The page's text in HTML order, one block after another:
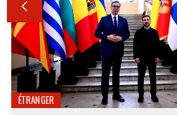

ÉTRANGER